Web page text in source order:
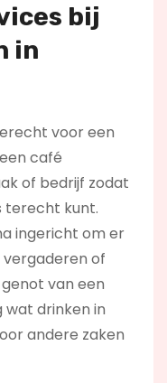
bij
in
voor een
café
of bedrijf zodat
terecht kunt.
ingericht om er
vergaderen of
van een
wat drinken in
andere zaken